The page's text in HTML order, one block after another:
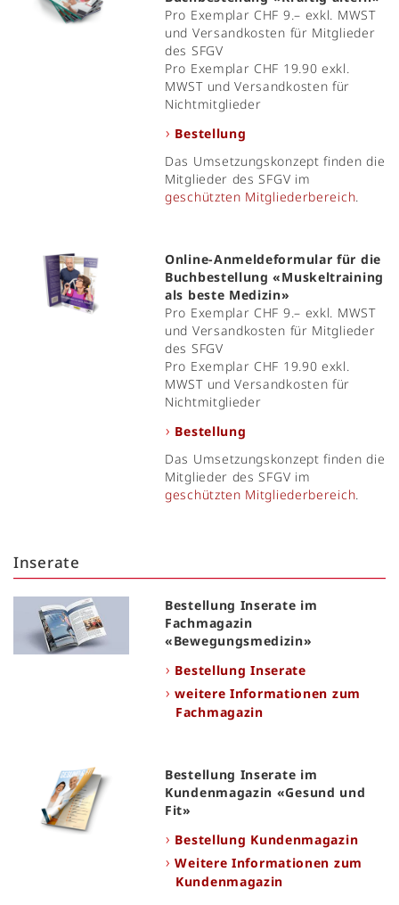
Pro Exemplar CHF 9.– exkl. MWST
und Versandkosten für Mitglieder
des SFGV
Pro Exemplar CHF 19.90 exkl.
MWST und Versandkosten für
Nichtmitglieder
Bestellung
Das Umsetzungskonzept finden die
Mitglieder des SFGV im
geschützten Mitgliederbereich.
Online-Anmeldeformular für die
Buchbestellung «Muskeltraining
als beste Medizin»
Pro Exemplar CHF 9.– exkl. MWST
und Versandkosten für Mitglieder
des SFGV
Pro Exemplar CHF 19.90 exkl.
MWST und Versandkosten für
Nichtmitglieder
Bestellung
Das Umsetzungskonzept finden die
Mitglieder des SFGV im
geschützten Mitgliederbereich.
Inserate
Bestellung Inserate im
Fachmagazin
«Bewegungsmedizin»
Bestellung Inserate
weitere Informationen zum
Fachmagazin
Bestellung Inserate im
Kundenmagazin «Gesund und
Fit»
Bestellung Kundenmagazin
Weitere Informationen zum
Kundenmagazin